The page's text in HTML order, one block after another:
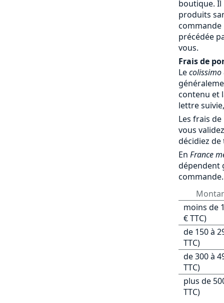
boutique. Il
produits
précédée
vous.
Frais de
Lecolissimo
contenu et
lettre
Les frais
vous
décidiez
En France
dépendent
commande.
moins de
€ TTC)
de 150 à
TTC)
de 300 à
TTC)
plus de
TTC)